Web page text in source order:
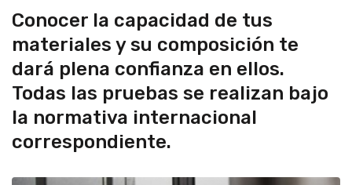
Conocer la capacidad de tus
materiales y su composición te
dará plena confianza en ellos.
Todas las pruebas se realizan bajo
la normativa internacional
correspondiente.